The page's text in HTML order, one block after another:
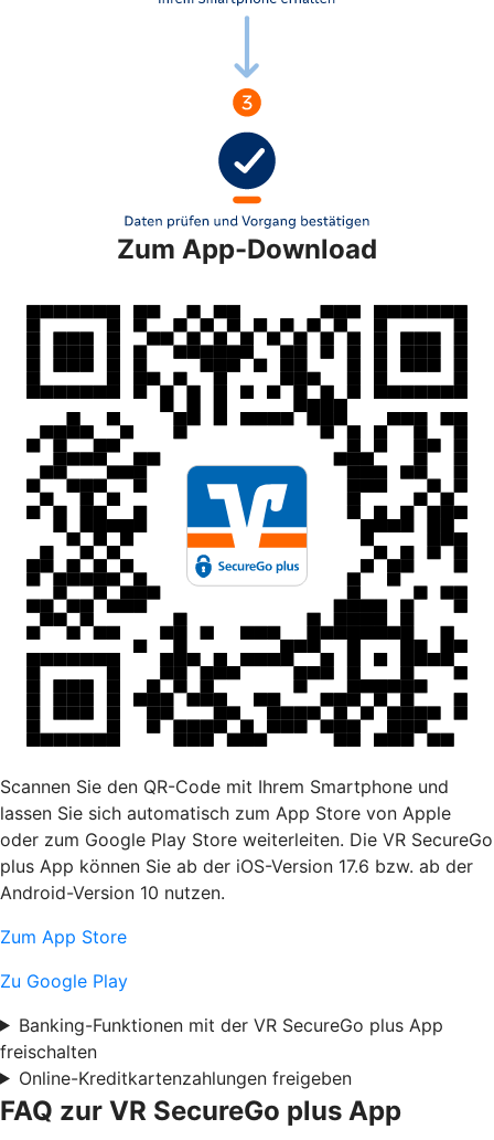
Zum App-Download
Scannen Sie den QR-Code mit Ihrem Smartphone und
lassen Sie sich automatisch zum App Store von Apple
oder zum Google Play Store weiterleiten. Die VR SecureGo
plus App können Sie ab der iOS-Version 17.6 bzw. ab der
Android-Version 10 nutzen.
Zum App Store
Zu Google Play
Banking-Funktionen mit der VR SecureGo plus App
freischalten
Online-Kreditkartenzahlungen freigeben
FAQ zur VR SecureGo plus App